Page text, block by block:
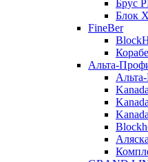
Брус
Блок
FineBer
Альта-
Аляска